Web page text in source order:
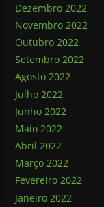
Dezembro 2022
Novembro 2022
Outubro 2022
Setembro 2022
Agosto 2022
Julho 2022
Junho 2022
Maio 2022
Abril 2022
Março 2022
Fevereiro 2022
Janeiro 2022